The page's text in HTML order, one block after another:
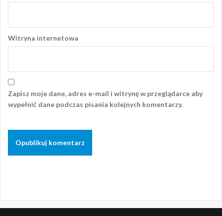
Witryna internetowa
Zapisz moje dane, adres e-mail i witrynę w przeglądarce aby
wypełnić dane podczas pisania kolejnych komentarzy.